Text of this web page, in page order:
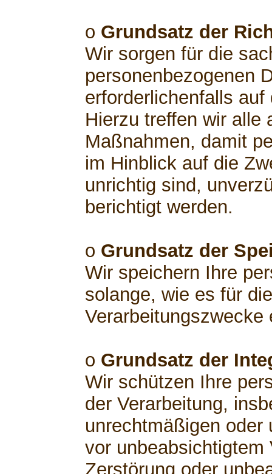
o Grundsatz der
Wir sorgen für die
personenbezogenen
erforderlichenfalls
Hierzu treffen wir alle
Maßnahmen, damit
im Hinblick auf die
unrichtig sind,
berichtigt werden.
o Grundsatz der
Wir speichern Ihre
solange, wie es für
Verarbeitungszwecke
o Grundsatz der
Wir schützen Ihre
der Verarbeitung,
unrechtmäßigen oder
vor unbeabsichtigtem
Zerstörung oder